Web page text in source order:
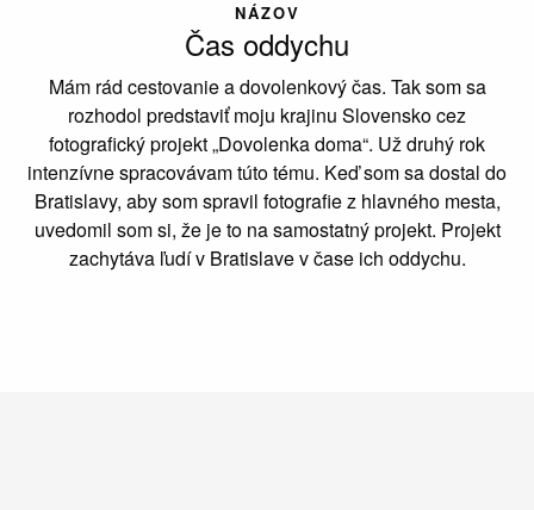
NÁZOV
Čas oddychu
Mám rád cestovanie a dovolenkový čas. Tak som sa
rozhodol predstaviť moju krajinu Slovensko cez
fotografický projekt „Dovolenka doma“. Už druhý rok
intenzívne spracovávam túto tému. Keď som sa dostal do
Bratislavy, aby som spravil fotografie z hlavného mesta,
uvedomil som si, že je to na samostatný projekt. Projekt
zachytáva ľudí v Bratislave v čase ich oddychu.